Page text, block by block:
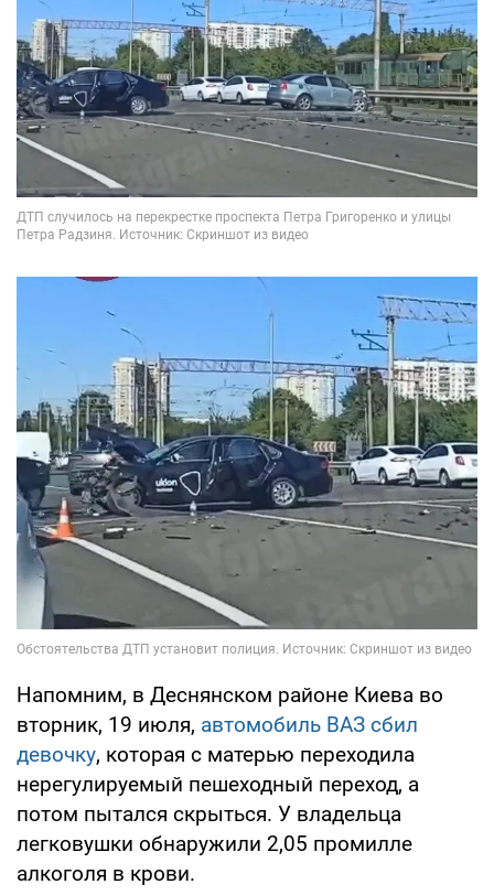
Напомним, в Деснянском районе Киева во
вторник, 19 июля, автомобиль ВАЗ сбил
девочку, которая с матерью переходила
нерегулируемый пешеходный переход, а
потом пытался скрыться. У владельца
легковушки обнаружили 2,05 промилле
алкоголя в крови.